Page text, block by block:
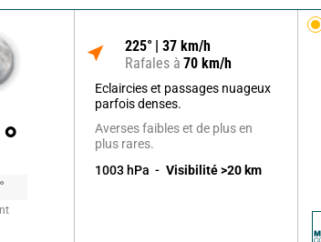
°
°
225° 37 km/h
Rafales à 70 km/h
Eclaircies et passages nuageux
parfois denses.
Averses faibles et de plus en
plus rares.
1003 hPa Visibilité >20 km